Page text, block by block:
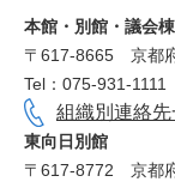
所
本館・別館・議会棟
〒617‐8665
京都
Tel：075-931-1111
東向日別館
〒617-8772
京都
組織別連絡先